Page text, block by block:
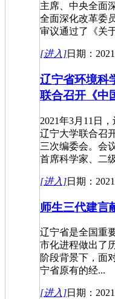
主席、中央全面
全面深化改革委
审议通过了《关
[进入]日期：
辽宁省环境科
联合召开《中
2021年3月11日
辽宁大学联合召
三次编委会。会
首席科学家、二
[进入]日期：
师生三代建言
辽宁省是全国重
市化进程做出了
阶段背景下，面
宁省原有的经...
[进入]日期：